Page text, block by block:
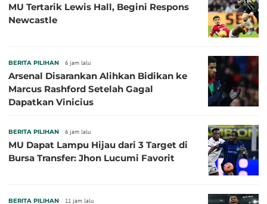
MU Tertarik Lewis Hall, Begini Respons
Newcastle
BERITA PILIHAN 6 jam lalu
Arsenal Disarankan Alihkan Bidikan ke
Marcus Rashford Setelah Gagal
Dapatkan Vinicius
BERITA PILIHAN 6 jam lalu
MU Dapat Lampu Hijau dari 3 Target di
Bursa Transfer: Jhon Lucumi Favorit
BERITA PILIHAN 11 jam lalu